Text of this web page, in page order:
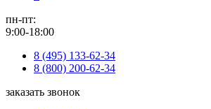
пн-пт:
9:00-18:00
8 (495) 133-62-34
8 (800) 200-62-34
заказать звонок